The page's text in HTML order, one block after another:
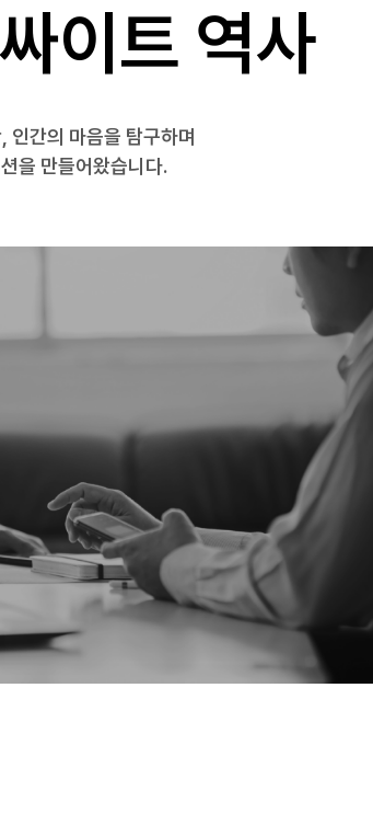
이트 역사
간의 마음을 탐구하며
을 만들어왔습니다.